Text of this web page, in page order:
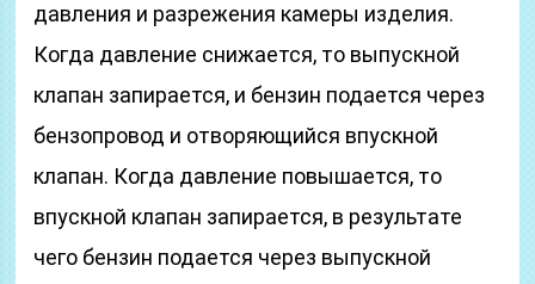
давления и разрежения камеры изделия.
Когда давление снижается, то выпускной
клапан запирается, и бензин подается через
бензопровод и отворяющийся впускной
клапан. Когда давление повышается, то
впускной клапан запирается, в результате
чего бензин подается через выпускной